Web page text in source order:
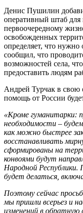
Денис Пушилин
оперативный штаб для
первоочередному
освобожденных
определяет, что
сообщил, что
возможностей села,
предоставить людям
Андрей Турчак в свою
помощь от России
«Кроме гуманитарки:
необходимости –
как можно быстрее
восстанавливать
сформированы на
конвоями будут
Народной
будет делаться,
Поэтому сейчас
мы пришли всерьез и
изменений в обратную